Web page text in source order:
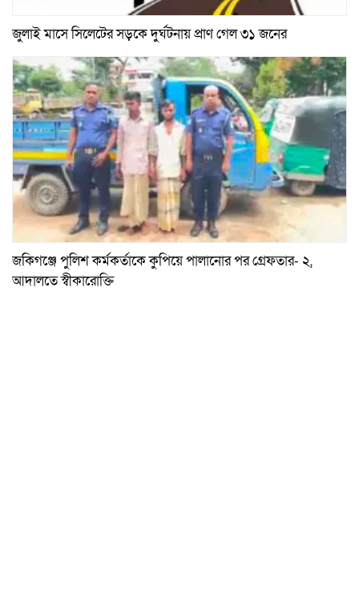
জুলাই মাসে সিলেটের সড়কে দুর্ঘটনায় প্রাণ গেল ৩১ জনের
জকিগঞ্জে পুলিশ কর্মকর্তাকে কুপিয়ে পালানোর পর গ্রেফতার- ২,
আদালতে স্বীকারোক্তি